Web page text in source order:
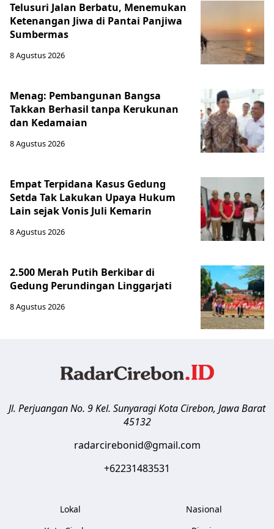
Telusuri Jalan Berbatu, Menemukan
Ketenangan Jiwa di Pantai Panjiwa
Sumbermas
8 Agustus 2026
Menag: Pembangunan Bangsa
Takkan Berhasil tanpa Kerukunan
dan Kedamaian
8 Agustus 2026
Empat Terpidana Kasus Gedung
Setda Tak Lakukan Upaya Hukum
Lain sejak Vonis Juli Kemarin
8 Agustus 2026
2.500 Merah Putih Berkibar di
Gedung Perundingan Linggarjati
8 Agustus 2026
Jl. Perjuangan No. 9 Kel. SunyaragiKota Cirebon, Jawa Barat
45132
radarcirebonid@gmail.com
+62231483531
Lokal
Nasional